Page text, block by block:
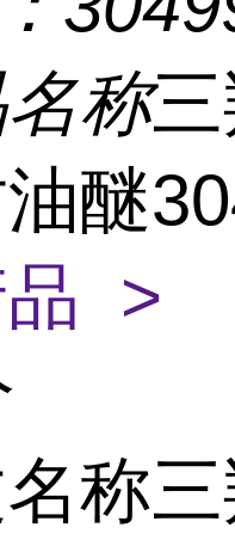
称
醚
>
称